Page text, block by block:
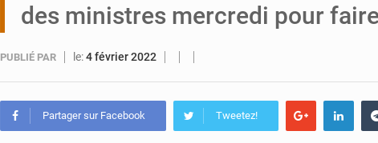
des ministres mercredi pour
PUBLIÉ PAR le:4 février 2022
Partager sur Facebook Tweetez!